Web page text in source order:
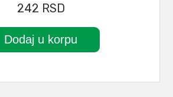
242 RSD